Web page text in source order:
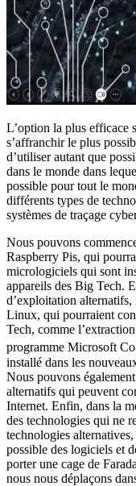
L’option la plus efficace
s’affranchir le plus
d’utiliser autant que
dans le monde dans
possible pour tout le
différents types de
systèmes de traçage
Nous pouvons
Raspberry Pis, qui
micrologiciels qui sont
appareils des Big Tech.
d’exploitation
Linux, qui pourraient
Tech, comme
programme Microsoft
installé dans les
Nous pouvons
alternatifs qui peuvent
Internet. Enfin, dans la
des technologies qui ne
technologies
possible des logiciels et
porter une cage de
nous nous déplaçons